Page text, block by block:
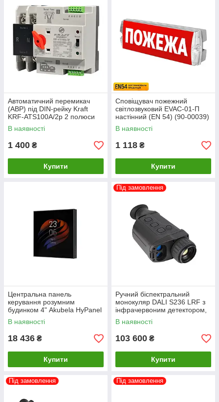
Автоматичний перемикач
(АВР) під DIN-рейку Kraft
KRF-ATS100A/2p 2 полюси
(51-00100)
В наявності
1 400 ₴
Купити
Сповіщувач пожежний
світлозвуковий EVAC-01-П
настінний (EN 54) (90-00039)
В наявності
1 118 ₴
Купити
Центральна панель
керування розумним
будинком 4" Akubela HyPanel
PS51-R2-EU
В наявності
18 436 ₴
Купити
Під замовлення
Ручний біспектральний
монокуляр DALI S236 LRF з
інфрачервоним детектором,
дисплеєм та лазерним
далекоміром
В наявності
103 600 ₴
Купити
Під замовлення Під замовлення